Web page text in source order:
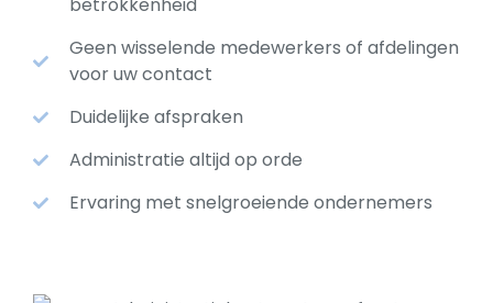
betrokkenheid
Geen wisselende medewerkers of afdelingen
voor uw contact
Duidelijke afspraken
Administratie altijd op orde
Ervaring met snelgroeiende ondernemers